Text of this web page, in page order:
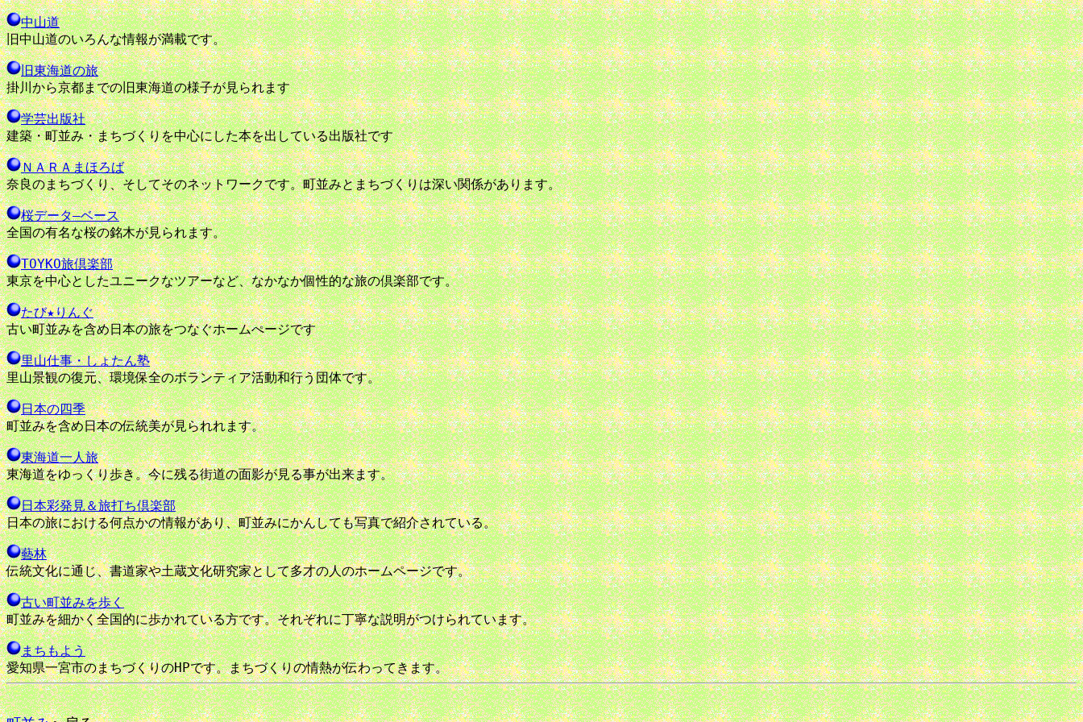
中山道
旧中山道のいろんな情報が満載です。
旧東海道の旅
掛川から京都までの旧東海道の様子が見られます
学芸出版社
建築・町並み・まちづくりを中心にした本を出している出版社です
ＮＡＲＡまほろば
奈良のまちづくり、そしてそのネットワークです。町並みとまちづくりは深い関係があります。
桜データ―ベース
全国の有名な桜の銘木が見られます。
TOYKO旅倶楽部
東京を中心としたユニークなツアーなど、なかなか個性的な旅の倶楽部です。
たび★りんぐ
古い町並みを含め日本の旅をつなぐホームぺージです
里山仕事・しょたん塾
里山景観の復元、環境保全のボランティア活動和行う団体です。
日本の四季
町並みを含め日本の伝統美が見られれます。
東海道一人旅
東海道をゆっくり歩き。今に残る街道の面影が見る事が出来ます。
日本彩発見＆旅打ち倶楽部
日本の旅における何点かの情報があり、町並みにかんしても写真で紹介されている。
藝林
伝統文化に通じ、書道家や土蔵文化研究家として多才の人のホームページです。
古い町並みを歩く
町並みを細かく全国的に歩かれている方です。それぞれに丁寧な説明がつけられています。
まちもよう
愛知県一宮市のまちづくりのHPです。まちづくりの情熱が伝わってきます。